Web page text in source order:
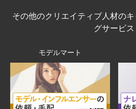
その他のクリエイティブ人材の
グサービス
モデルマート